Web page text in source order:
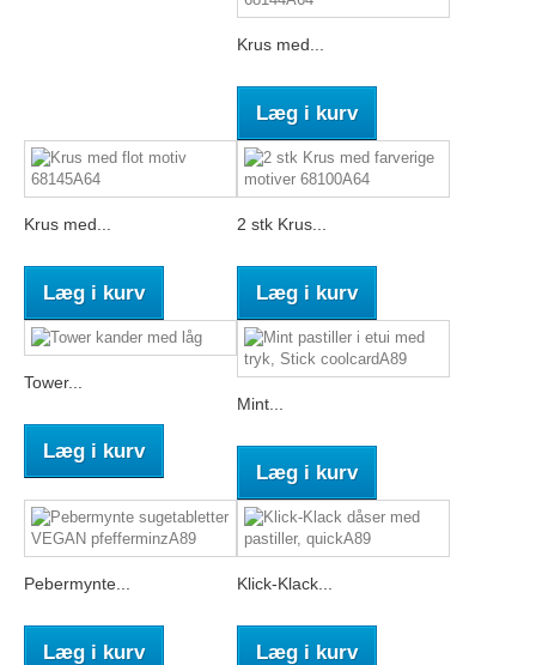
Krus med...
Læg i kurv
Krus med...
Læg i kurv
2 stk Krus...
Læg i kurv
Tower...
Læg i kurv
Mint...
Læg i kurv
Pebermynte...
Læg i kurv
Klick-Klack...
Læg i kurv